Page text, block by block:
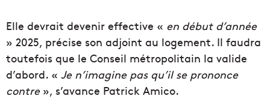
Elle devrait devenir effective « en début d’année
» 2025, précise son adjoint au logement. Il faudra
toutefois que le Conseil métropolitain la valide
d’abord. « Je n’imagine pas qu’il se prononce
contre», s’avance Patrick Amico.